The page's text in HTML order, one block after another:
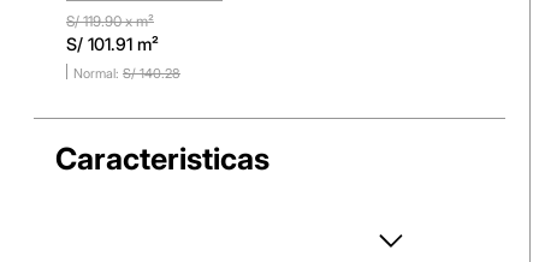
Antideslizante
S/119.90x m²
S/ 101.91 m²
S/ 140.28
Caracteristicas